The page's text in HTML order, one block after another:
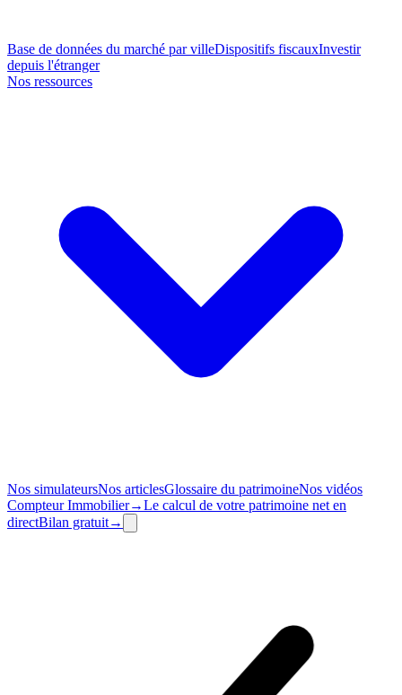
Base de données du marché par villeDispositifs fiscauxInvestir
depuis l'étranger
Nos ressources
Nos simulateursNos articlesGlossaire du patrimoineNos vidéos
CompteurImmobilier→Le calcul de votre patrimoine net en
directBilan gratuit→